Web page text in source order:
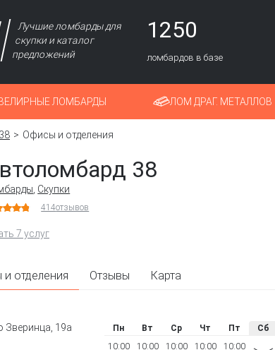
Лучшие ломбарды для
скупки и каталог
предложений
1250
ломбардов в базе
ЛОМБАРДЫ ЛОМ ДРАГ. МЕТАЛЛОВ
Офисы и отделения
38
Скупки
414отзывов
7 услуг
отделения Отзывы Карта
Зверинца, 19а Пн Вт Ср Чт Пт Сб
10:00
10:00
10:00
10:00
10:00